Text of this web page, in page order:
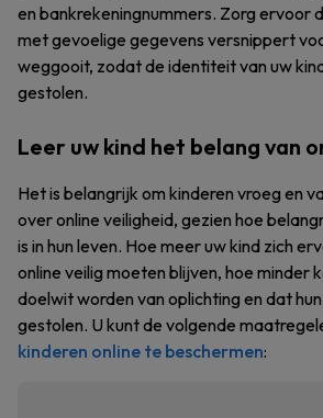
en bankrekeningnummers. Zorg ervoor
met gevoelige gegevens versnippert
weggooit, zodat de identiteit van uw
gestolen.
Leer uw kind het belang van
Het is belangrijk om kinderen vroeg en
over online veiligheid, gezien hoe
is in hun leven. Hoe meer uw kind zich
online veilig moeten blijven, hoe minder
doelwit worden van oplichting en dat
gestolen. U kunt de volgende
kinderen online te beschermen: